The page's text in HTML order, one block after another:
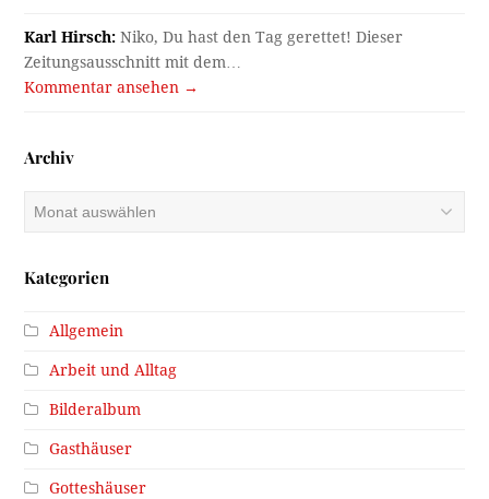
Karl Hirsch: Niko, Du hast den Tag gerettet! Dieser
Zeitungsausschnitt mit dem…
Kommentar ansehen →
Archiv
Archiv
Kategorien
Allgemein
Arbeit und Alltag
Bilderalbum
Gasthäuser
Gotteshäuser